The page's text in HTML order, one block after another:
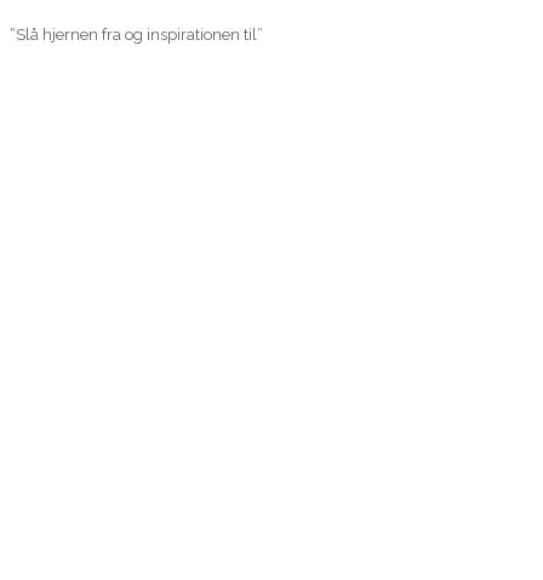
“Slå hjernen fra og inspirationen til”